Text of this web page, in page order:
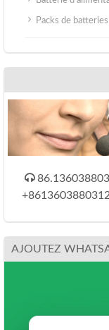
Packs de

+8613603880312
AJOUTEZ